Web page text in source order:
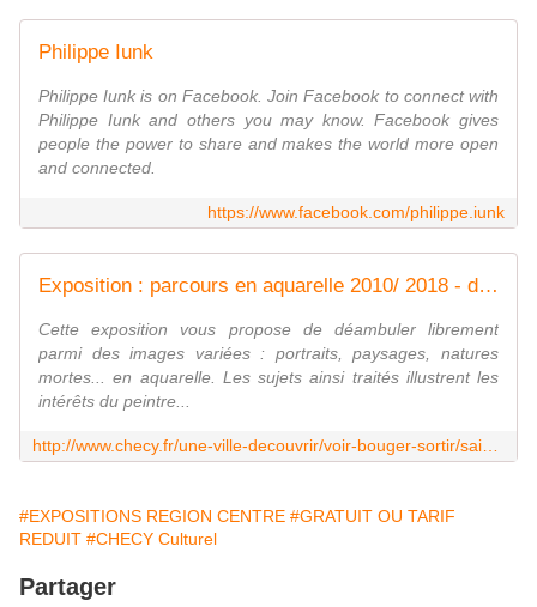
Philippe Iunk
Philippe Iunk is on Facebook. Join Facebook to connect with
Philippe Iunk and others you may know. Facebook gives
people the power to share and makes the world more open
and connected.
https://www.facebook.com/philippe.iunk
Exposition : parcours en aquarelle 2010/ 2018 - de Philippe Iunk
Cette exposition vous propose de déambuler librement
parmi des images variées : portraits, paysages, natures
mortes... en aquarelle. Les sujets ainsi traités illustrent les
intérêts du peintre...
#EXPOSITIONS REGION CENTRE #GRATUIT OU TARIF
REDUIT #CHECY Culturel
Partager